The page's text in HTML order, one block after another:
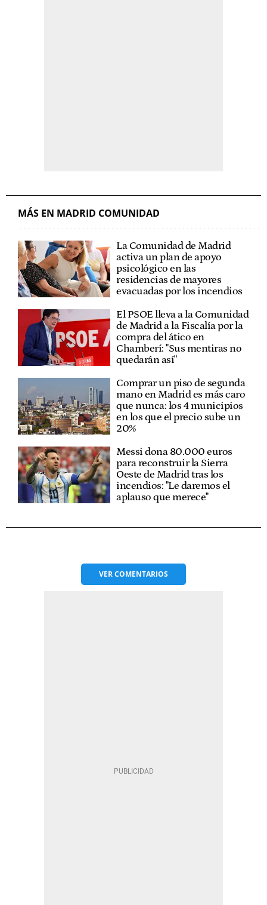
MÁS EN MADRID COMUNIDAD
La Comunidad de Madrid
activa un plan de apoyo
psicológico en las
residencias de mayores
evacuadas por los incendios
El PSOE lleva a la Comunidad
de Madrid a la Fiscalía por la
compra del ático en
Chamberí: "Sus mentiras no
quedarán así"
Comprar un piso de segunda
mano en Madrid es más caro
que nunca: los 4 municipios
en los que el precio sube un
20%
Messi dona 80.000 euros
para reconstruir la Sierra
Oeste de Madrid tras los
incendios: "Le daremos el
aplauso que merece"
VERCOMENTARIOS